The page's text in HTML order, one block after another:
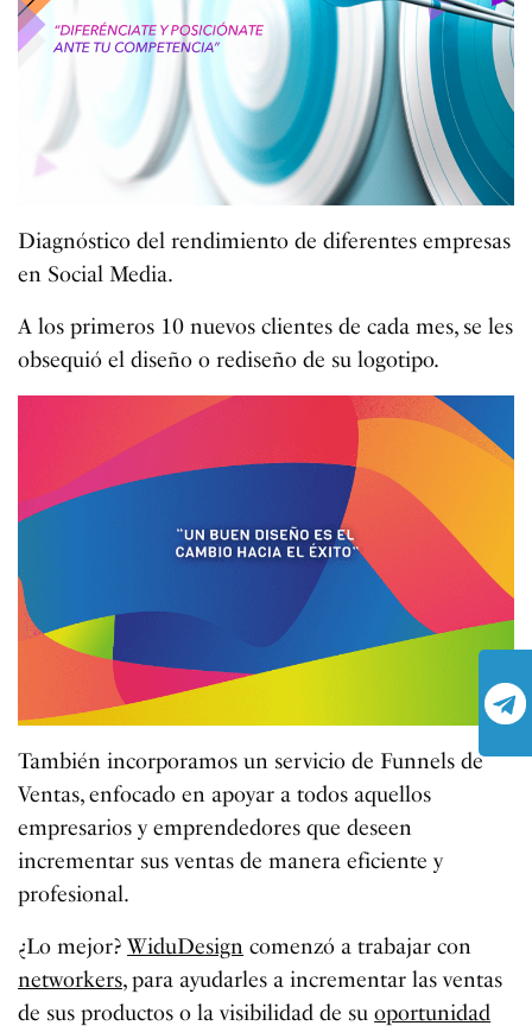
Diagnóstico del rendimiento de diferentes empresas
en Social Media.
A los primeros 10 nuevos clientes de cada mes, se les
obsequió el diseño o rediseño de su logotipo.
También incorporamos un servicio de Funnels de
Ventas, enfocado en apoyar a todos aquellos
empresarios y emprendedores que deseen
incrementar sus ventas de manera eficiente y
profesional.
¿Lo mejor?WiduDesign comenzó a trabajar con
networkers, para ayudarles a incrementar las ventas
de sus productos o la visibilidad de suoportunidad